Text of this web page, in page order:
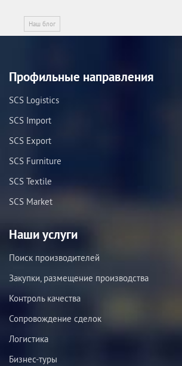
Наш блог
Профильные направления
SCS Logistics
SCS Import
SCS Export
SCS Furniture
SCS Textile
SCS Market
Наши услуги
Поиск производителей
Закупки, размещение производства
Контроль качества
Сопровождение сделок
Логистика
Бизнес-туры